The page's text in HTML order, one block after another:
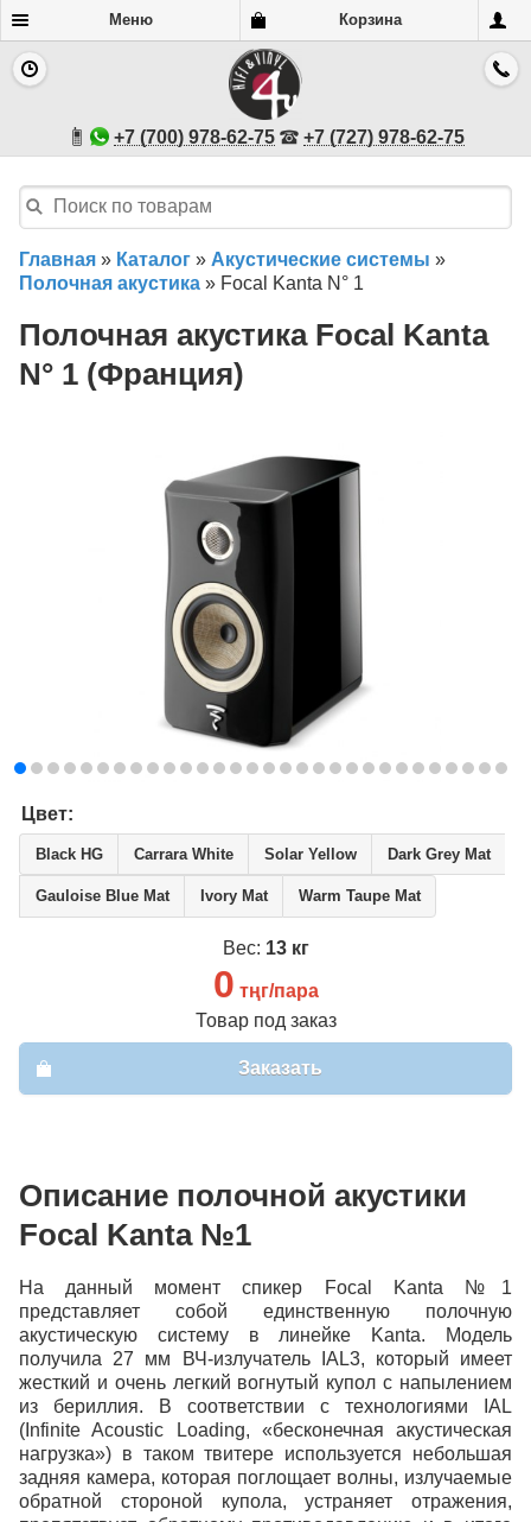
Меню Корзина
+7 (700) 978-62-75 +7 (727) 978-62-75
Главная » Каталог » Акустические системы »
Полочная акустика » Focal Kanta N° 1
Полочная акустика Focal Kanta
N° 1 (Франция)
Цвет:
Black HG Carrara White Solar Yellow Dark Grey Mat
Gauloise Blue Mat Ivory Mat Warm Taupe Mat
Вес: 13 кг
0 тңг/пара
Товар под заказ
Заказать
Описание полочной акустики
Focal Kanta №1
На данный момент спикер Focal Kanta №1
представляет собой единственную полочную
акустическую систему в линейке Kanta. Модель
получила 27 мм ВЧ-излучатель IAL3, который имеет
жесткий и очень легкий вогнутый купол с напылением
из бериллия. В соответствии с технологиями IAL
(Infinite Acoustic Loading, «бесконечная акустическая
нагрузка») в таком твитере используется небольшая
задняя камера, которая поглощает волны, излучаемые
обратной стороной купола, устраняет отражения,